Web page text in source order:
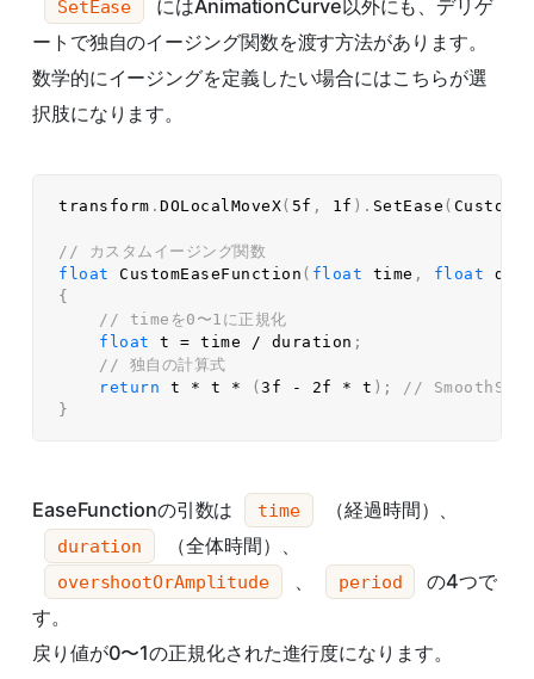
SetEase
にはAnimationCurve以外にも、デリゲ
ートで独自のイージング関数を渡す方法があります。
数学的にイージングを定義したい場合にはこちらが選
択肢になります。
transform .DOLocalMoveX( 5f , 1f ) . SetEase (
// カスタムイージング関数
float
CustomEaseFunction ( float time , float
{
// timeを0〜1に正規化
float
t = time / duration ;
// 独自の計算式
return t * t * (3f - 2f * t ) ;
//
}
EaseFunctionの引数は time （経過時間）、
duration （全体時間）、
overshootOrAmplitude period
の4つで
す。
戻り値が0〜1の正規化された進行度になります。